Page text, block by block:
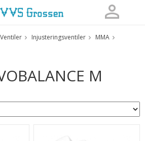
har blivit tillagd i varukorgen
Ventiler Injusteringsventiler
MMA
M